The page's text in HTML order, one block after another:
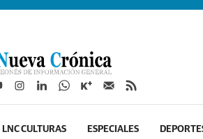
LNC CULTURAS ESPECIALES